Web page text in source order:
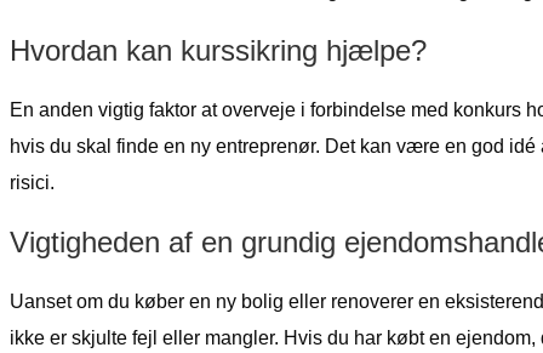
Hvordan kan kurssikring hjælpe?
En anden vigtig faktor at overveje i forbindelse med konkurs
hvis du skal finde en ny entreprenør. Det kan være en god
risici.
Vigtigheden af en grundig
Uanset om du køber en ny bolig eller renoverer en
ikke er skjulte fejl eller mangler. Hvis du har købt en